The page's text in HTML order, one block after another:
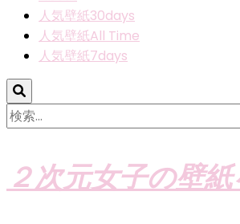
人気壁紙30days
人気壁紙All Time
人気壁紙7days
検
索:
２次元女子の壁